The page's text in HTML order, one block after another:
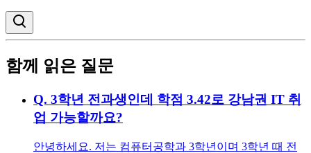
함께 읽은 질문
Q. 3학년 전과생인데 학점 3.42로 강남권 IT 취
업 가능할까요?
안녕하세요. 저는 컴퓨터공학과 3학년이며 3학년 때 전